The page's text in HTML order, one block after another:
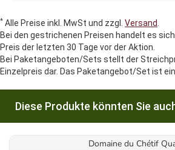
* Alle Preise inkl. MwSt und zzgl. Versand
Bei den gestrichenen Preisen handelt es
Preis der letzten 30 Tage vor der Aktion.
Bei Paketangeboten/Sets stellt der
Einzelpreis dar. Das Paketangebot/Set ist
Diese Produkte könnten Sie
Domaine du Chétif